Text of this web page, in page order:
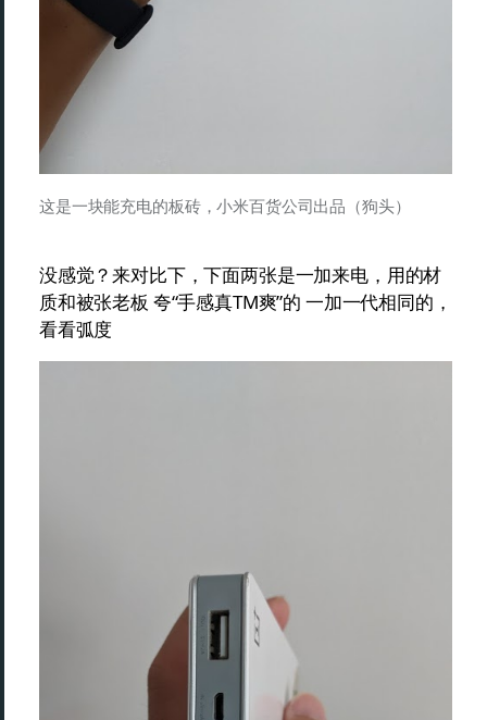
这是一块能充电的板砖，小米百货公司出品（狗头）
没感觉？来对比下，下面两张是一加来电，用的材
质和被张老板 夸“手感真TM爽”的 一加一代相同的，
看看弧度